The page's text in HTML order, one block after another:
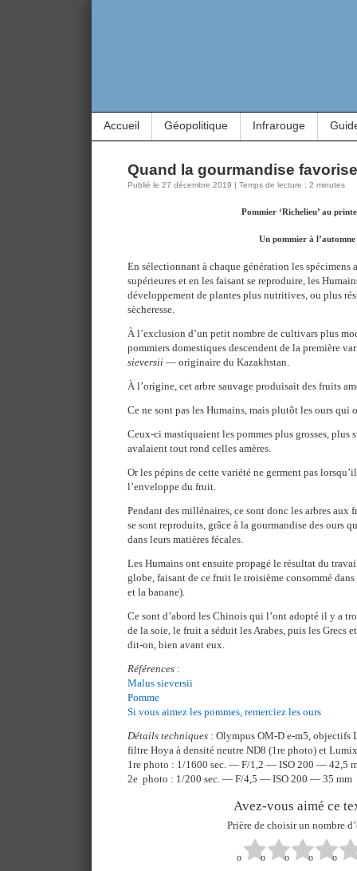
Accueil Géopolitique Infrarouge
Quand la gourmandise
Publié le 27 décembre 2019 | Temps de lecture : 2 minutes
Pommier ‘Richelieu’ au
Un pommier à l’automne
En sélectionnant à chaque génération les spécimens
supérieures et en les faisant se reproduire, les
développement de plantes plus nutritives, ou plus
sècheresse.
À l’exclusion d’un petit nombre de cultivars plus
pommiers domestiques descendent de la première
sieversii — originaire du Kazakhstan.
À l’origine, cet arbre sauvage produisait des fruits
Ce ne sont pas les Humains, mais plutôt les ours qui
Ceux-ci mastiquaient les pommes plus grosses, plus
avalaient tout rond celles amères.
Or les pépins de cette variété ne germent pas
l’enveloppe du fruit.
Pendant des millénaires, ce sont donc les arbres aux
se sont reproduits, grâce à la gourmandise des ours
dans leurs matières fécales.
Les Humains ont ensuite propagé le résultat du
globe, faisant de ce fruit le troisième consommé dans
et la banane).
Ce sont d’abord les Chinois qui l’ont adopté il y a
de la soie, le fruit a séduit les Arabes, puis les Grecs
dit-on, bien avant eux.
Références :
Malus sieversii
Pomme
Si vous aimez les pommes, remerciez les ours
Détails techniques : Olympus OM-D e-m5, objectifs
filtre Hoya à densité neutre ND8 (1re photo) et
1re photo : 1/1600 sec. — F/1,2 — ISO 200 — 42,5
2e photo : 1/200 sec. — F/4,5 — ISO 200 — 35 mm
Avez-vous aimé ce
Prière de choisir un nombre